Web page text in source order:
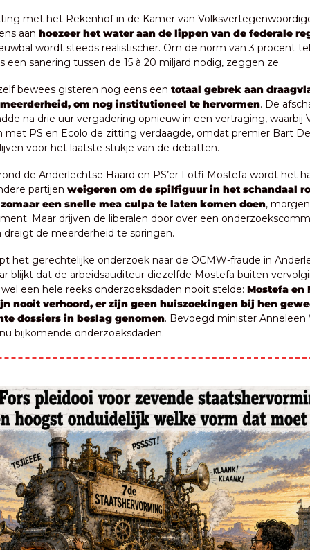
met het Rekenhof in de Kamer van
aan hoezeer het water aan de lippen van de federale
wordt steeds realistischer. Om de norm van 3 procent
een sanering tussen de 15 à 20 miljard nodig, zeggen ze.
bewees gisteren nog eens een totaal gebrek aan
om nog institutioneel te hervormen. De
na drie uur vergadering opnieuw in een vertraging, waarbij
met PS en Ecolo de zitting verdaagde, omdat premier Bart
voor het laatste stukje van de debatten.
de Anderlechtse Haard en PS’er Lotfi Mostefa wordt het
partijen weigeren om de spilfiguur in het schandaal
een snelle mea culpa te laten komen doen,
Maar drijven de liberalen door over een
dreigt de meerderheid te springen.
het gerechtelijke onderzoek naar de OCMW-fraude in
blijkt dat de arbeidsauditeur diezelfde Mostefa buiten
een hele reeks onderzoeksdaden nooit stelde: Mostefa en
nooit verhoord, er zijn geen huiszoekingen bij hen
dossiers in beslag genomen. Bevoegd minister Anneleen
bijkomende onderzoeksdaden.